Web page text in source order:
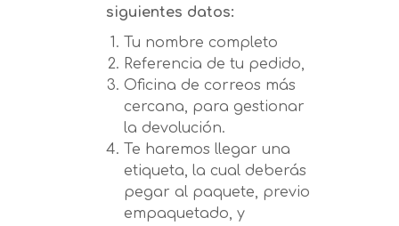
siguientes datos:
Tu nombre completo
Referencia de tu pedido,
Oficina de correos más
cercana, para gestionar
la devolución.
Te haremos llegar una
etiqueta, la cual deberás
pegar al paquete, previo
empaquetado, y